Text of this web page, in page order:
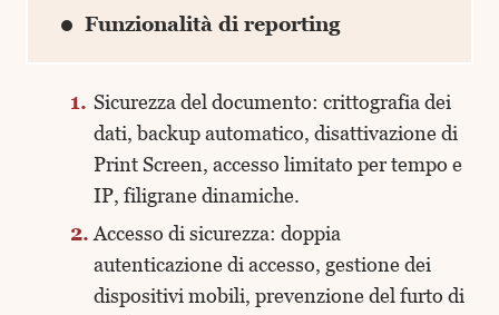
Funzionalità di reporting
Sicurezza del documento: crittografia dei
dati, backup automatico, disattivazione di
Print Screen, accesso limitato per tempo e
IP, filigrane dinamiche.
Accesso di sicurezza: doppia
autenticazione di accesso, gestione dei
dispositivi mobili, prevenzione del furto di